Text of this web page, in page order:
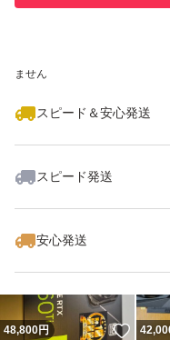
ません
スピード＆安心発送
スピード発送
安心発送
48,800円 いい